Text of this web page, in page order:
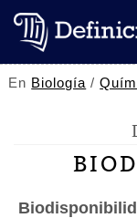
En Biología /